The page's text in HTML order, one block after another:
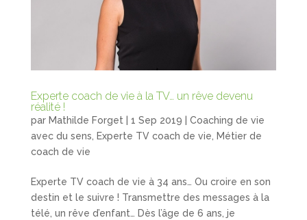
Experte coach de vie à la TV… un rêve devenu
réalité !
par Mathilde Forget 1 Sep 2019
Coaching de vie
avec du sens
Experte TV coach de vie
Métier de
coach de vie
Experte TV coach de vie à 34 ans… Ou croire en son
destin et le suivre ! Transmettre des messages à la
télé, un rêve d’enfant… Dès l’âge de 6 ans, je